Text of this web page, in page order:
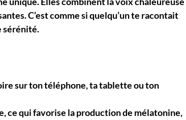
C’est comme si quelqu’un te racontait
sérénité.
sur ton téléphone, ta tablette ou ton
ce qui favorise la production de mélatonine,